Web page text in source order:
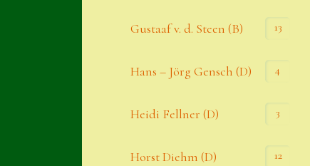
Gustaaf v. d. Steen (B) 13
Hans – Jörg Gensch (D) 4
Heidi Fellner (D) 3
Horst Diehm (D) 12